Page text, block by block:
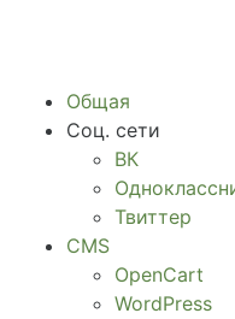
Общая
Соц. сети
ВК
Твиттер
CMS
OpenCart
WordPress